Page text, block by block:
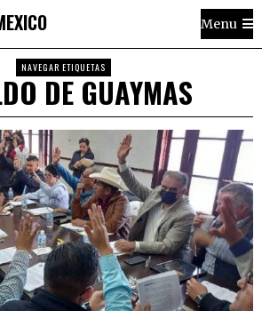
Menu
NAVEGAR ETIQUETAS
DE GUAYMAS